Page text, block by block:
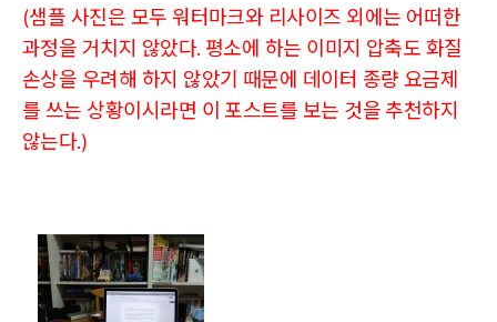
(샘플 사진은 모두 워터마크와 리사이즈 외에는 어떠한
과정을 거치지 않았다. 평소에 하는 이미지 압축도 화질
손상을 우려해 하지 않았기 때문에 데이터 종량 요금제
를 쓰는 상황이시라면 이 포스트를 보는 것을 추천하지
않는다.)